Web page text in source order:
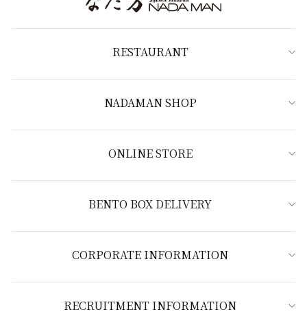
RESTAURANT
NADAMAN SHOP
ONLINE STORE
BENTO BOX DELIVERY
CORPORATE INFORMATION
RECRUITMENT INFORMATION